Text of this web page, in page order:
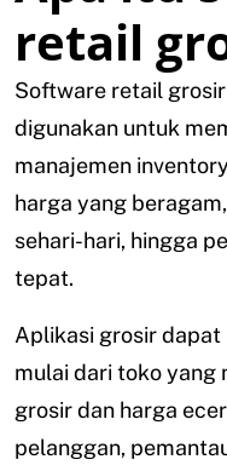
retail
Software retail
digunakan untuk
manajemen
harga yang
sehari-hari, hingga
tepat.
Aplikasi grosir
mulai dari toko yang
grosir dan harga
pelanggan,